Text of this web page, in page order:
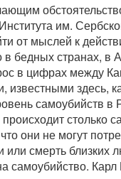
им.
от мыслей к
в бедных странах,
в цифрах между
здесь,
самоубийств
столько
они не могут
или смерть